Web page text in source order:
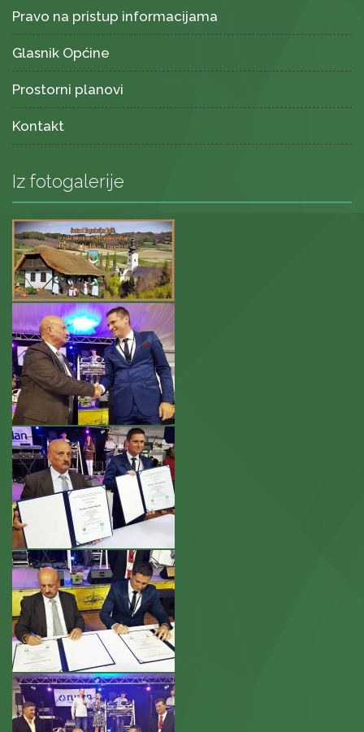
Pravo na pristup informacijama
Glasnik Općine
Prostorni planovi
Kontakt
Iz fotogalerije